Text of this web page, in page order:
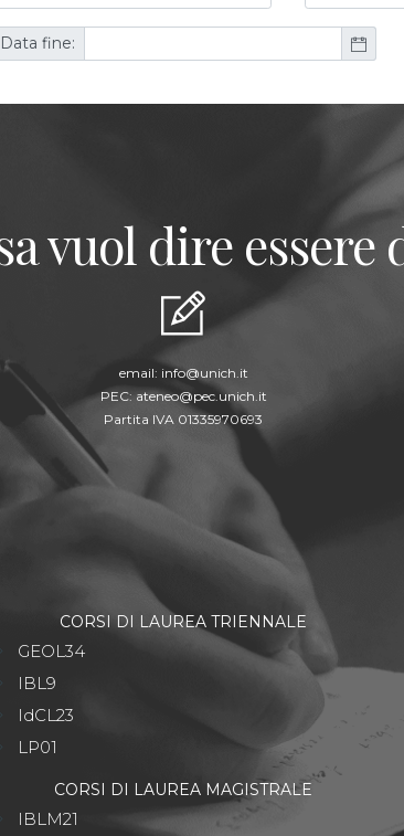
Data fine:
vuol dire essere
email: info@unich.it
PEC: ateneo@pec.unich.it
Partita IVA 01335970693
CORSI DI LAUREA TRIENNALE
GEOL34
IBL9
IdCL23
LP01
CORSI DI LAUREA MAGISTRALE
IBLM21